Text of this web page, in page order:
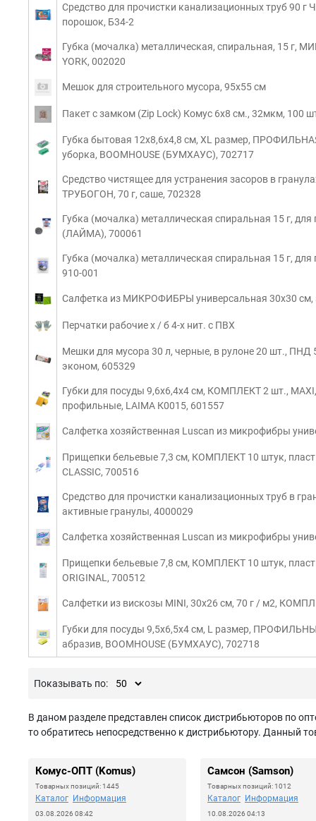
Средство для прочистки канализационных труб 90
порошок, Б34-2
Губка (мочалка) металлическая, спиральная, 15 г,
YORK, 002020
Мешок для строительного мусора, 95х55 см
Пакет с замком (Zip Lock) Комус 6x8 см., 32мкм, 100
Губка бытовая 12х8,6х4,8 см, XL размер,
уборка, BOOMHOUSE (БУМХАУС), 702717
Средство чистящее для устранения засоров в
ТРУБОГОН, 70 г, саше, 702328
Губка (мочалка) металлическая спиральная 15 г,
(ЛАЙМА), 700061
Губка (мочалка) металлическая спиральная 15 г, для
910-001
Салфетка из МИКРОФИБРЫ универсальная 30х30 см,
Перчатки рабочие х / б 4-х нит. с ПВХ
Мешки для мусора 30 л, черные, в рулоне 20 шт.,
эконом, 605329
Губки для посуды 9,6х6,4х4 см, КОМПЛЕКТ 2 шт.,
профильные, LAIMA К0015, 601557
Салфетка хозяйственная Luscan из микрофибры
Прищепки бельевые 7,3 см, КОМПЛЕКТ 10 штук,
CLASSIC, 700516
Средство для прочистки канализационных труб в
активные гранулы, 4000029
Салфетка хозяйственная Luscan из микрофибры
Прищепки бельевые 7,8 см, КОМПЛЕКТ 10 штук,
ORIGINAL, 700512
Салфетки из вискозы MINI, 30х26 см, 70 г / м2,
Губки для посуды 9,5х6,5х4 см, L размер,
абразив, BOOMHOUSE (БУМХАУС), 702718
Показывать по:
В даном разделе представлен список дистрибьюторов по
то обратитесь непосредственно к дистрибьютору. Данный
Комус-ОПТ (Komus)
Товарных позиций: 1445
Каталог Информация
03.08.2026 08:42
Самсон (Samson)
Товарных позиций: 1012
Каталог Информация
10.08.2026 04:13